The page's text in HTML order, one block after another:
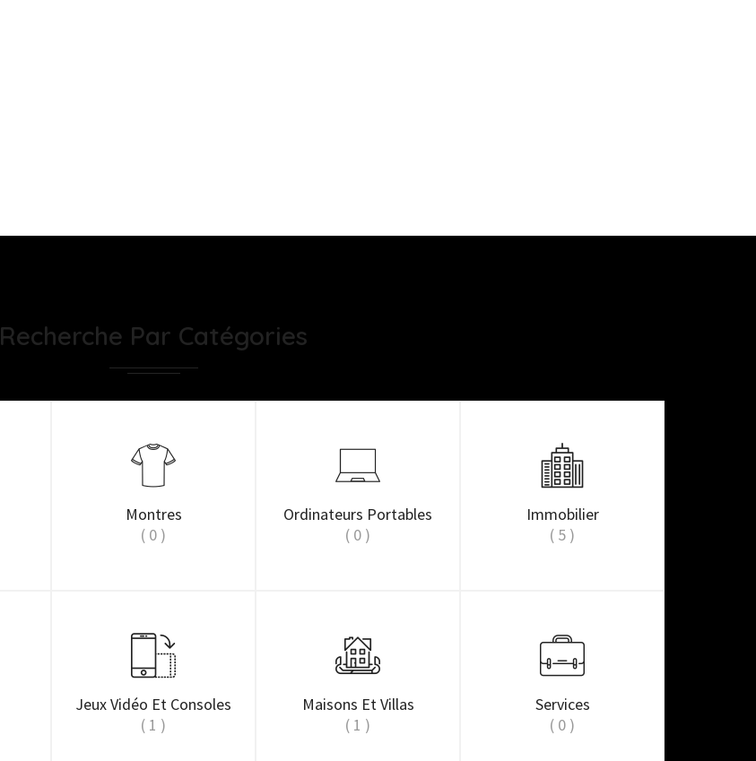
Recherche Par Catégories
Montres
( 0 )
Ordinateurs Portables
( 0 )
Immobilier
( 5 )
Jeux Vidéo Et Consoles
( 1 )
Maisons Et Villas
( 1 )
Services
( 0 )